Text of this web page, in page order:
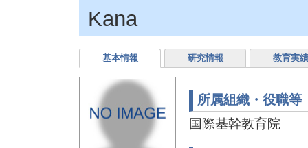
Kana
基本情報 研究情報 教育実績
所属組織・役職等
国際基幹教育院